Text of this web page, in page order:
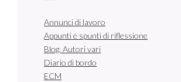
Annunci di lavoro
Appunti e spunti di riflessione
Blog. Autori vari
Diario di bordo
ECM